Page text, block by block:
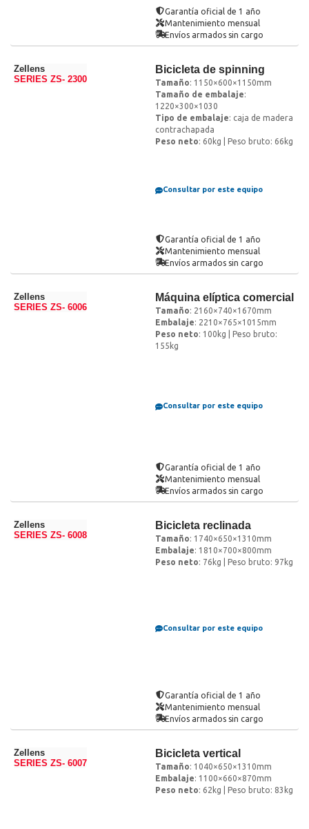
Garantía oficial de 1 año
Mantenimiento mensual
Envíos armados sin cargo
Zellens
SERIES ZS- 2300
Bicicleta de spinning
Tamaño: 1150×600×1150mm
Tamaño de embalaje:
1220×300×1030
Tipo de embalaje: caja de madera
contrachapada
Peso neto: 60kg | Peso bruto: 66kg
Consultar por este equipo
Garantía oficial de 1 año
Mantenimiento mensual
Envíos armados sin cargo
Zellens
SERIES ZS- 6006
Máquina elíptica comercial
Tamaño: 2160×740×1670mm
Embalaje: 2210×765×1015mm
Peso neto: 100kg | Peso bruto:
155kg
Consultar por este equipo
Garantía oficial de 1 año
Mantenimiento mensual
Envíos armados sin cargo
Zellens
SERIES ZS- 6008
Bicicleta reclinada
Tamaño: 1740×650×1310mm
Embalaje: 1810×700×800mm
Peso neto: 76kg | Peso bruto: 97kg
Consultar por este equipo
Garantía oficial de 1 año
Mantenimiento mensual
Envíos armados sin cargo
Zellens
SERIES ZS- 6007
Bicicleta vertical
Tamaño: 1040×650×1310mm
Embalaje: 1100×660×870mm
Peso neto: 62kg | Peso bruto: 83kg